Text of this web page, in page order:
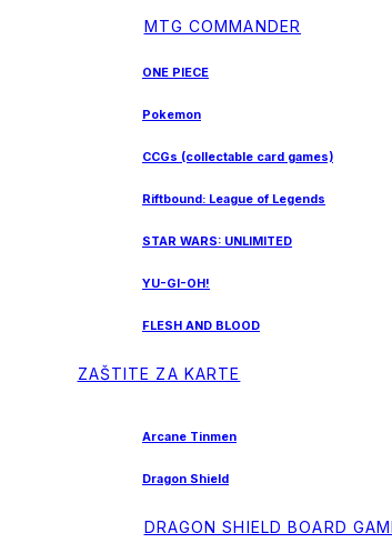
MTG COMMANDER
ONE PIECE
Pokemon
CCGs (collectable card games)
Riftbound: League of Legends
STAR WARS: UNLIMITED
YU-GI-OH!
FLESH AND BLOOD
ZAŠTITE ZA KARTE
Arcane Tinmen
Dragon Shield
DRAGON SHIELD BOARD